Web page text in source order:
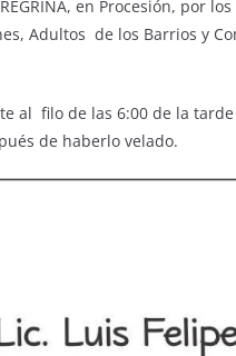
en Procesión, por
Adultos de los Barrios y
filo de las 6:00 de la tarde
de haberlo velado.